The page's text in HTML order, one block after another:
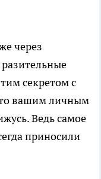
через
секретом с
вашим личным
Ведь самое
приносили